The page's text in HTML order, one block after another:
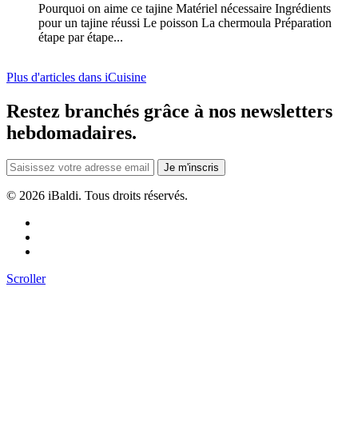
Pourquoi on aime ce tajine Matériel nécessaire Ingrédients
pour un tajine réussi Le poisson La chermoula Préparation
étape par étape...
Plus d'articles dans iCuisine
Restez branchés grâce à nos newsletters
hebdomadaires.
Je m'inscris
© 2026 iBaldi. Tous droits réservés.
Scroller